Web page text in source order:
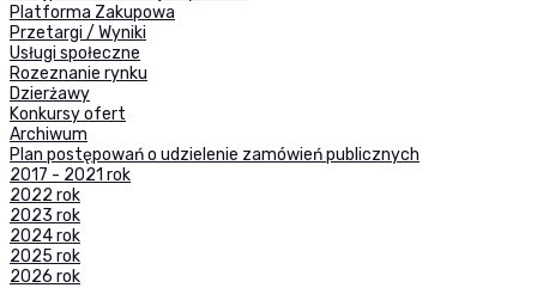
Platforma Zakupowa
Przetargi / Wyniki
Usługi społeczne
Rozeznanie rynku
Dzierżawy
Konkursy ofert
Archiwum
Plan postępowań o udzielenie zamówień publicznych
2017 - 2021 rok
2022 rok
2023 rok
2024 rok
2025 rok
2026 rok